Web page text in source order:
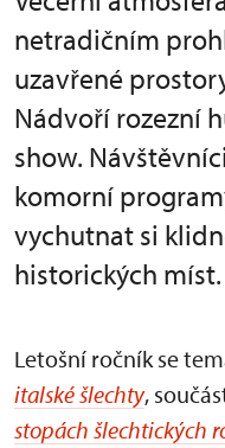
netradičním
uzavřené
Nádvoří rozezní
show.
komorní
vychutnat si
historických míst.
Letošní ročník se
italské šlechty,
stopách šlechtických